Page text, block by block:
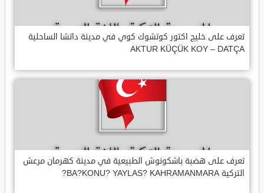
تعرف على خليج اكتور كوتشوك كوي في مدينة داتشا الساحلية
AKTUR KÜÇÜK KOY – DATÇA
تعرف على هضبة باشكونوش الطبيعية في مدينة كهرمان مرعش
التركية BA?KONU? YAYLAS? KAHRAMANMARA?